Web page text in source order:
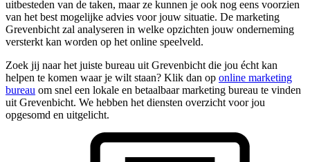
uitbesteden van de taken, maar ze kunnen je ook nog eens voorzien
van het best mogelijke advies voor jouw situatie. De marketing
Grevenbicht zal analyseren in welke opzichten jouw onderneming
versterkt kan worden op het online speelveld.
Zoek jij naar het juiste bureau uit Grevenbicht die jou écht kan
helpen te komen waar je wilt staan? Klik dan op online marketing
bureau om snel een lokale en betaalbaar marketing bureau te vinden
uit Grevenbicht. We hebben het diensten overzicht voor jou
opgesomd en uitgelicht.